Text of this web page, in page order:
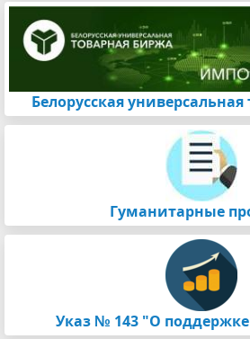
Белорусская
Гуманитарные
Указ № 143 "О